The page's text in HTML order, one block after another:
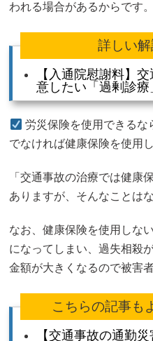
われる場合があるからです。
詳しい
【入通院慰謝料】
意したい「過剰診療
労災保険を使用できるな
でなければ健康保険を使用
「交通事故の治療では健康
ありますが、そんなことは
なお、健康保険を使用しな
になってしまい、過失相殺
金額が大きくなるので被害
こちらの記事も
【交通事故の通勤